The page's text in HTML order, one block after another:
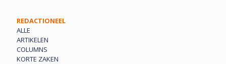
REDACTIONEEL
ALLE
ARTIKELEN
COLUMNS
KORTE ZAKEN